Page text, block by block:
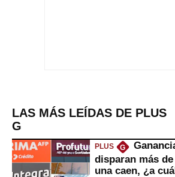
LAS MÁS LEÍDAS DE PLUS
G
PLUS G
disparan más
una caen, ¿a